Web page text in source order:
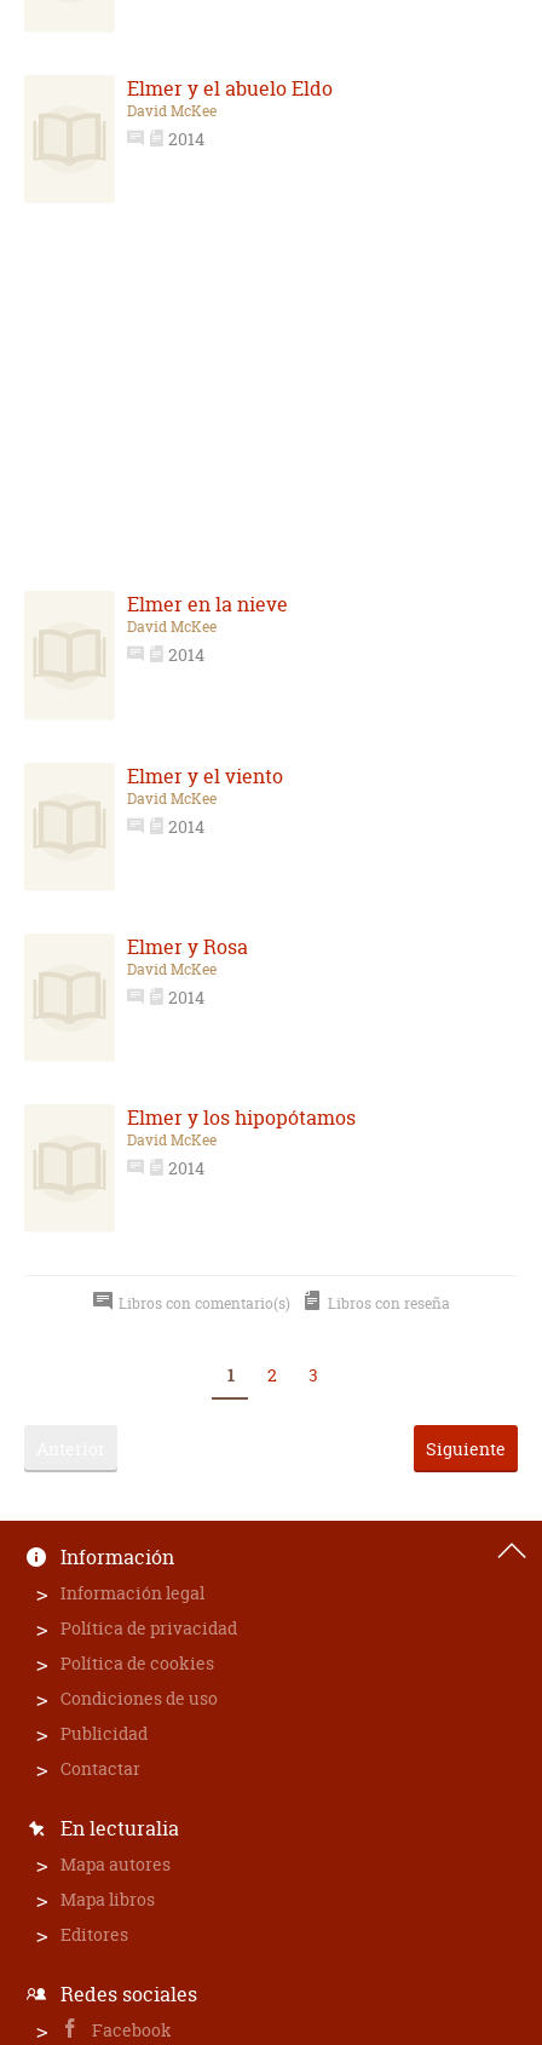
Elmer y el abuelo Eldo
David McKee
2014
Elmer en la nieve
David McKee
2014
Elmer y el viento
David McKee
2014
Elmer y Rosa
David McKee
2014
Elmer y los hipopótamos
David McKee
2014
Libros con comentario(s) Libros con reseña
1 2 3
Siguiente
Información
Información legal
Política de privacidad
Política de cookies
Condiciones de uso
Publicidad
Contactar
En lecturalia
Mapa autores
Mapa libros
Editores
Redes sociales
Facebook